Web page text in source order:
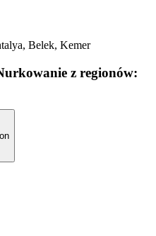
Belek, Kemer
z regionów: